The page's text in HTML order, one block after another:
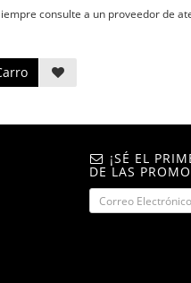
consulte a un proveedor de
¡SÉ EL
DE LAS